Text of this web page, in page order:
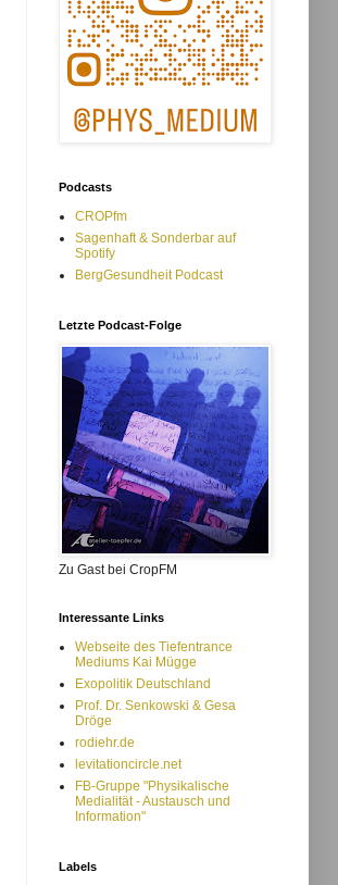
Podcasts
CROPfm
Sagenhaft & Sonderbar auf
Spotify
BergGesundheit Podcast
Letzte Podcast-Folge
Zu Gast bei CropFM
Interessante Links
Webseite des Tiefentrance
Mediums Kai Mügge
Exopolitik Deutschland
Prof. Dr. Senkowski & Gesa
Dröge
rodiehr.de
levitationcircle.net
FB-Gruppe "Physikalische
Medialität - Austausch und
Information"
Labels